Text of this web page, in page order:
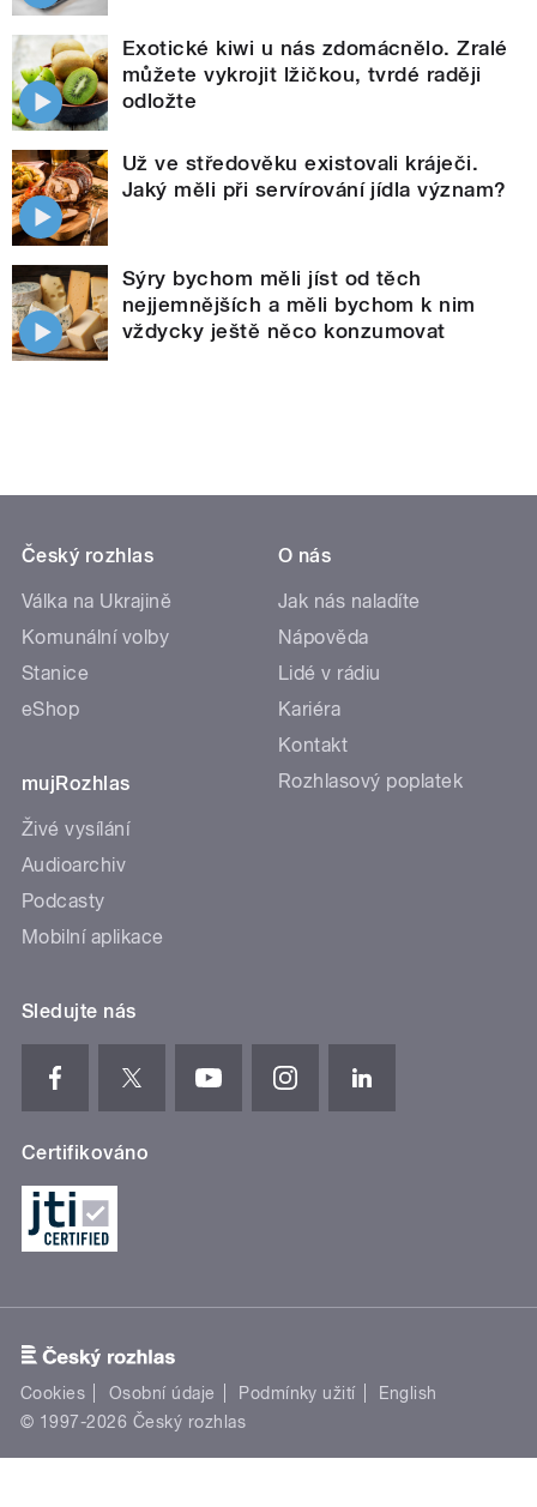
Exotické kiwi u nás zdomácnělo. Zralé
můžete vykrojit lžičkou, tvrdé raději
odložte
Už ve středověku existovali kráječi.
Jaký měli při servírování jídla význam?
Sýry bychom měli jíst od těch
nejjemnějších a měli bychom k nim
vždycky ještě něco konzumovat
Český rozhlas
Válka na Ukrajině
Komunální volby
Stanice
eShop
mujRozhlas
Živé vysílání
Audioarchiv
Podcasty
Mobilní aplikace
O nás
Jak nás naladíte
Nápověda
Lidé v rádiu
Kariéra
Kontakt
Rozhlasový poplatek
Sledujte nás
Certifikováno
Cookies Osobní údaje Podmínky užití
English
© 1997-2026 Český rozhlas